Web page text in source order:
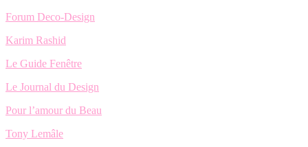
Forum Deco-Design
Karim Rashid
Le Guide Fenêtre
Le Journal du Design
Pour l’amour du Beau
Tony Lemâle